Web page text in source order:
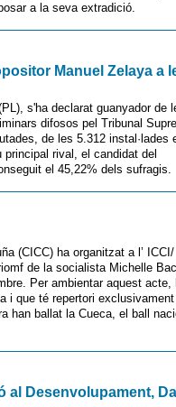
a la seva extradició.
Manuel Zelaya a
s'ha declarat guanyador de
difosos pel Tribunal
de les 5.312 instal·lades
rival, el candidat del
el 45,22% dels sufragis.
(CICC) ha organitzat a l’
de la socialista Michelle
Per ambientar aquest acte,
i que té repertori exclusivament
han ballat la Cueca, el ball
al Desenvolupament,